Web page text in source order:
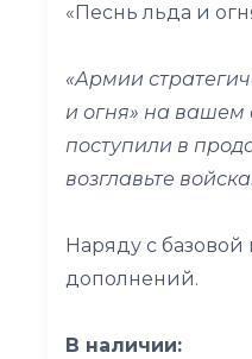
«Песнь льда и
«Армии
и огня» на вашем
поступили в
возглавьте
Наряду с
дополнений.
В наличии: